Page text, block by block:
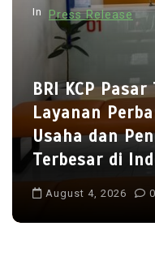
In Press Release
BRI KCP
Layanan
Usaha dan
Terbesar di
August 4, 2026 0